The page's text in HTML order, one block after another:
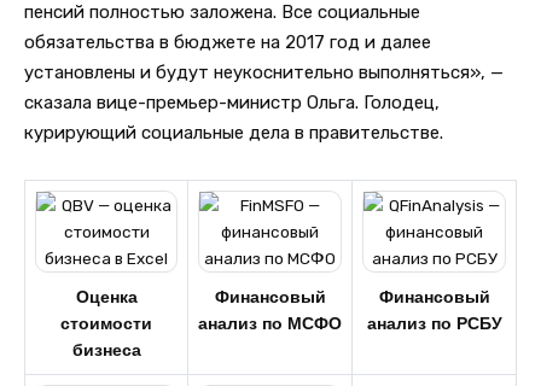
пенсий полностью заложена. Все социальные
обязательства в бюджете на 2017 год и далее
установлены и будут неукоснительно выполняться», —
сказала вице-премьер-министр Ольга. Голодец,
курирующий социальные дела в правительстве.
Оценка
стоимости
бизнеса
Финансовый
анализ по МСФО
Финансовый
анализ по РСБУ